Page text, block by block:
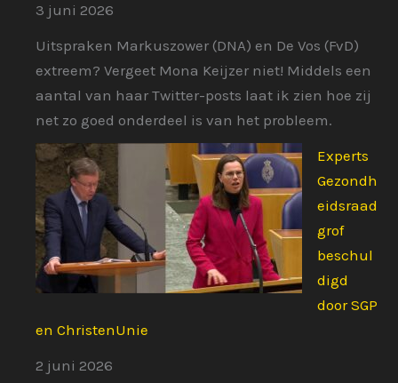
3 juni 2026
Uitspraken Markuszower (DNA) en De Vos (FvD)
extreem? Vergeet Mona Keijzer niet! Middels een
aantal van haar Twitter-posts laat ik zien hoe zij
net zo goed onderdeel is van het probleem.
Experts
Gezondh
eidsraad
grof
beschul
digd
door SGP
en ChristenUnie
2 juni 2026